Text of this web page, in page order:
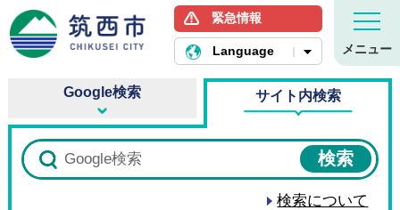
筑西市ホームページ
緊急情報
Language メニュー
Google検索 サイト内検索
検索について